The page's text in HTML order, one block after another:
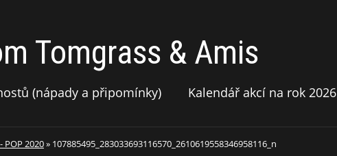
Tomgrass & Amis
(nápady a připomínky) Kalendář akcí na rok 2026
POP 2020» 107885495_283033693116570_2610619558346958116_n